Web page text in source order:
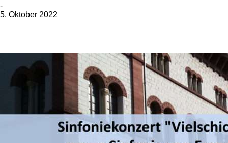
-
5. Oktober 2022